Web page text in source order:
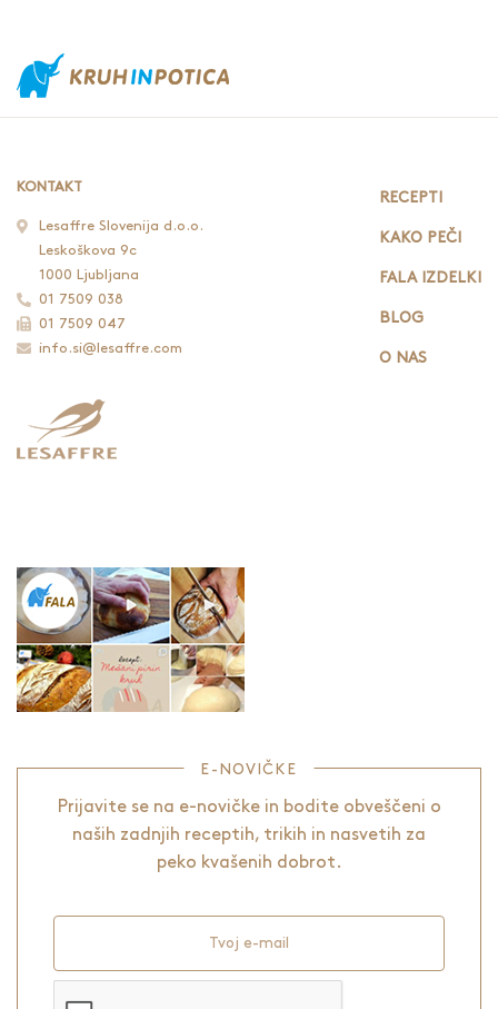
KONTAKT
Lesaffre Slovenija d.o.o.
Leskoškova 9c
1000 Ljubljana
01 7509 038
01 7509 047
info.si@lesaffre.com
RECEPTI
KAKO PEČI
FALA IZDELKI
BLOG
O NAS
E-NOVIČKE
Prijavite se na e-novičke in bodite obveščeni o
naših zadnjih receptih, trikih in nasvetih za
peko kvašenih dobrot.
Tvoj e-mail